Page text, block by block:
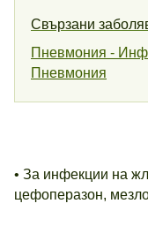
Свързани
Пневмония -
Пневмония
• За инфекции на
цефоперазон,